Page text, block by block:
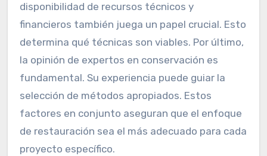
disponibilidad de recursos técnicos y
financieros también juega un papel crucial. Esto
determina qué técnicas son viables. Por último,
la opinión de expertos en conservación es
fundamental. Su experiencia puede guiar la
selección de métodos apropiados. Estos
factores en conjunto aseguran que el enfoque
de restauración sea el más adecuado para cada
proyecto específico.